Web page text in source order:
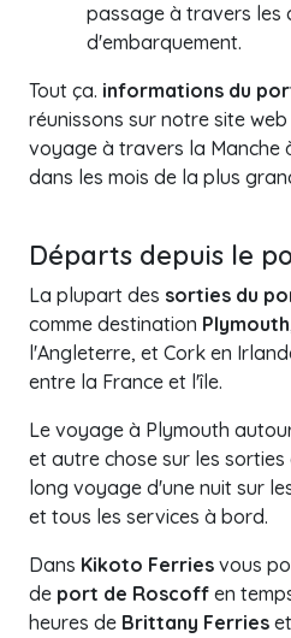
passage à travers les
d'embarquement.
Tout ça. informations du
réunissons sur notre site
voyage à travers la Manche
dans les mois de la plus
Départs depuis le
La plupart des sorties du
comme destination Plymouth
l'Angleterre, et Cork en
entre la France et l'île.
Le voyage à Plymouth
et autre chose sur les sorties
long voyage d'une nuit sur
et tous les services à bord.
Dans Kikoto Ferries vous
de port de Roscoff en
heures de Brittany Ferries